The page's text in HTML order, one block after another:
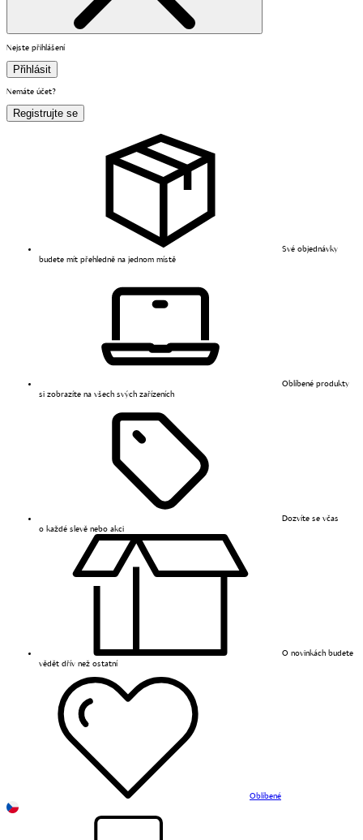
Nejste přihlášení
Přihlásit
Nemáte účet?
Registrujte se
Své objednávky
budete mít přehledně na jednom místě
Oblíbené produkty
si zobrazíte na všech svých zařízeních
Dozvíte se včas
o každé slevě nebo akci
O novinkách budete
vědět dřív než ostatní
Oblíbené